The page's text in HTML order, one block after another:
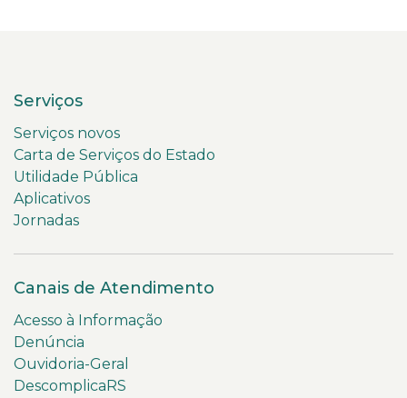
Serviços
Serviços novos
Carta de Serviços do Estado
Utilidade Pública
Aplicativos
Jornadas
Canais de Atendimento
Acesso à Informação
Denúncia
Ouvidoria-Geral
DescomplicaRS